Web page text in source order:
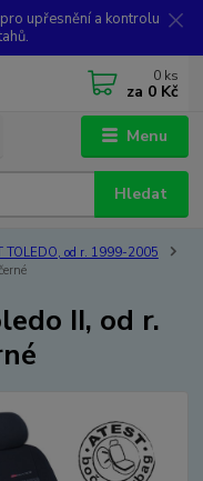
upřesnění a kontrolu
Menu
Hledat
0 ks
za 0 Kč
TOLEDO, od r. 1999-2005
II, od r.